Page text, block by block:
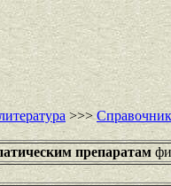
>>>
препаратам